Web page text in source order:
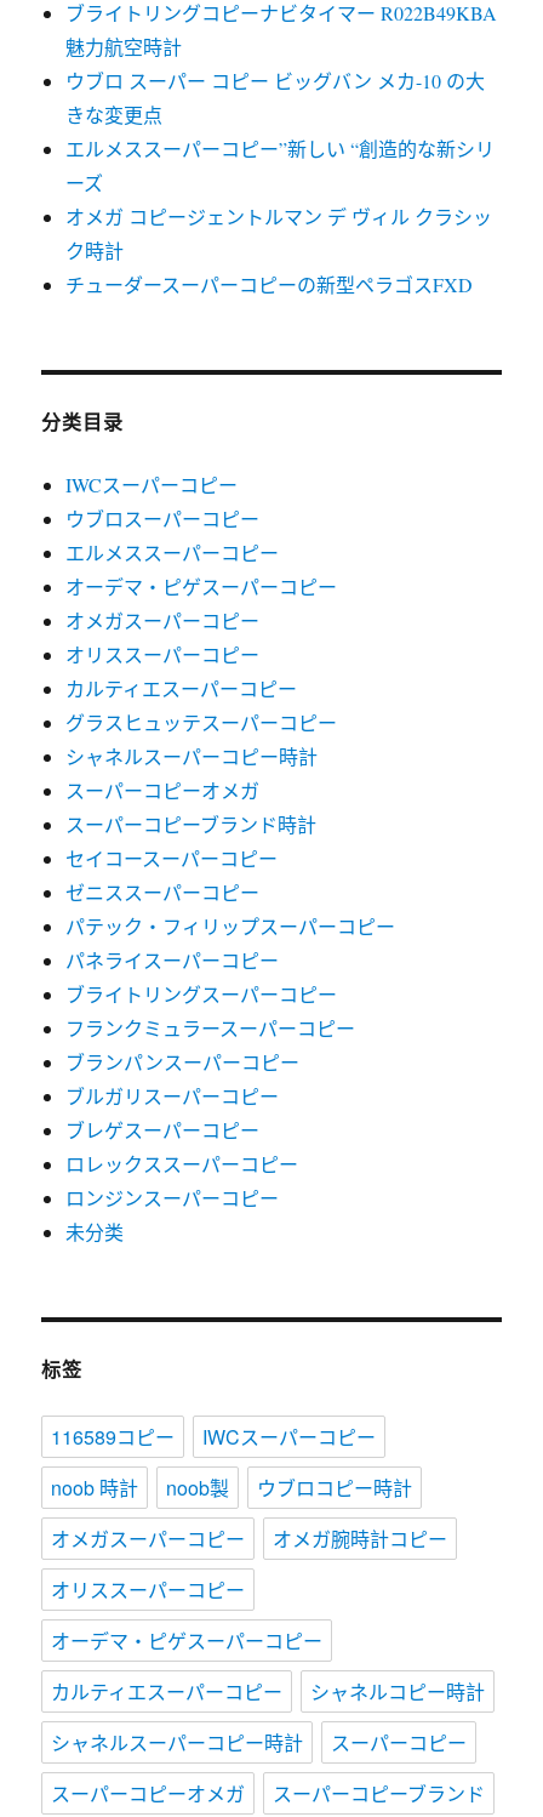
ブライトリングコピーナビタイマー R022B49KBA
魅力航空時計
ウブロ スーパー コピー ビッグバン メカ-10 の大
きな変更点
エルメススーパーコピー”新しい “創造的な新シリ
ーズ
オメガ コピージェントルマン デ ヴィル クラシッ
ク時計
チューダースーパーコピーの新型ペラゴスFXD
分类目录
IWCスーパーコピー
ウブロスーパーコピー
エルメススーパーコピー
オーデマ・ピゲスーパーコピー
オメガスーパーコピー
オリススーパーコピー
カルティエスーパーコピー
グラスヒュッテスーパーコピー
シャネルスーパーコピー時計
スーパーコピーオメガ
スーパーコピーブランド時計
セイコースーパーコピー
ゼニススーパーコピー
パテック・フィリップスーパーコピー
パネライスーパーコピー
ブライトリングスーパーコピー
フランクミュラースーパーコピー
ブランパンスーパーコピー
ブルガリスーパーコピー
ブレゲスーパーコピー
ロレックススーパーコピー
ロンジンスーパーコピー
未分类
标签
116589コピー
IWCスーパーコピー
noob 時計
noob製
ウブロコピー時計
オメガスーパーコピー
オメガ腕時計コピー
オリススーパーコピー
オーデマ・ピゲスーパーコピー
カルティエスーパーコピー
シャネルコピー時計
シャネルスーパーコピー時計
スーパーコピー
スーパーコピーオメガ
スーパーコピーブランド